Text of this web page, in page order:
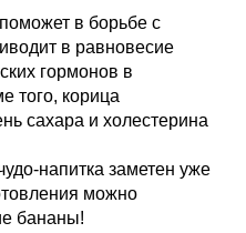
в борьбе с
в равновесие
гормонов в
того, корица
сахара и холестерина
напитка заметен уже
можно
бананы!